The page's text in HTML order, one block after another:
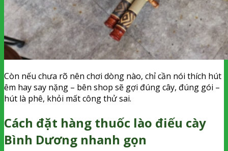
Còn nếu chưa rõ nên chơi dòng nào, chỉ cần nói thích hút
êm hay say nặng – bên shop sẽ gợi đúng cây, đúng gói –
hút là phê, khỏi mất công thử sai.
Cách đặt hàng thuốc lào điếu cày
Bình Dương nhanh gọn